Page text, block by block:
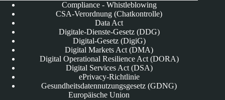
Compliance - Whistleblowing
CSA-Verordnung (Chatkontrolle)
Data Act
Digitale-Dienste-Gesetz (DDG)
Digital-Gesetz (DigiG)
Digital Markets Act (DMA)
Digital Operational Resilience Act (DORA)
Digital Services Act (DSA)
ePrivacy-Richtlinie
Gesundheitsdatennutzungsgesetz (GDNG)
Europäische Union